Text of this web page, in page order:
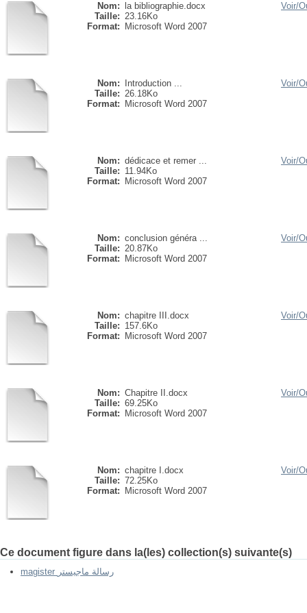
Nom:
la bibliographie.docx
Taille: 23.16Ko
Format:
Microsoft Word 2007
Voir/
Nom:
Introduction ...
Taille: 26.18Ko
Format:
Microsoft Word 2007
Voir/
Nom: dédicace et remer ...
Taille: 11.94Ko
Format:
Microsoft Word 2007
Voir/
Nom: conclusion généra ...
Taille: 20.87Ko
Format:
Microsoft Word 2007
Voir/
Nom: chapitre III.docx
Taille: 157.6Ko
Format:
Microsoft Word 2007
Voir/
Nom: Chapitre II.docx
Taille: 69.25Ko
Format:
Microsoft Word 2007
Voir/
Nom: chapitre I.docx
Taille: 72.25Ko
Format:
Microsoft Word 2007
Voir/
Ce document figure dans la(les) collection(s) suivante(s)
magister رسالة ماجيستر